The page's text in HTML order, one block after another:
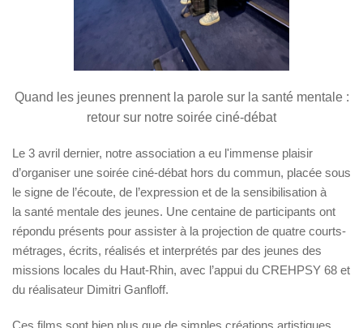
Quand les jeunes prennent la parole sur la santé mentale :
retour sur notre soirée ciné-débat
Le 3 avril dernier, notre association a eu l'immense plaisir
d’organiser une soirée ciné-débat hors du commun, placée sous
le signe de l’écoute, de l’expression et de la sensibilisation à
la santé mentale des jeunes. Une centaine de participants ont
répondu présents pour assister à la projection de quatre courts-
métrages, écrits, réalisés et interprétés par des jeunes des
missions locales du Haut-Rhin, avec l’appui du CREHPSY 68 et
du réalisateur Dimitri Ganfloff.
Ces films sont bien plus que de simples créations artistiques